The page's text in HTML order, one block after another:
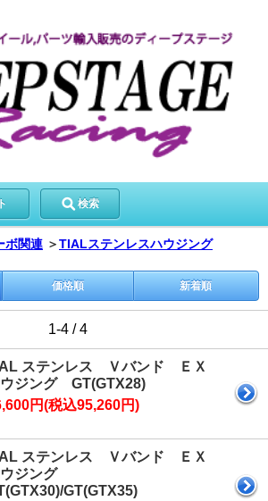
検索
関連 ＞TIALステンレスハウジング
価格順 新着順
1-4 / 4
ステンレス Ｖバンド ＥＸ
ジング GT(GTX28)
円(税込95,260円)
ステンレス Ｖバンド ＥＸ
ジング
GT(GTX35)